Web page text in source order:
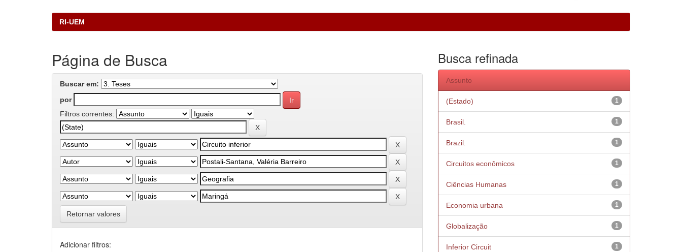
RI-UEM
Página de Busca
Buscar em:
por
Filtros correntes:
Retornar valores
Adicionar filtros:
Busca refinada
Assunto
1
(Estado)
1
Brasil.
1
Brazil.
1
Circuitos econômicos
1
Ciências Humanas
1
Economia urbana
1
Globalização
1
Inferior Circuit